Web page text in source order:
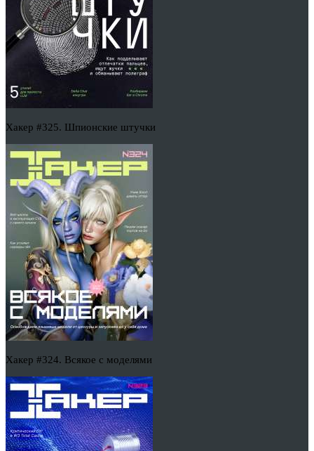
Хакер #325. Шпионские штучки
Хакер #324. Всякое с моделями